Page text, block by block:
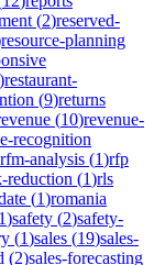
(2)reserved-
resource-planning
)restaurant-
(9)returns
(10)revenue-
recognition
rfm-analysis (1)rfp
reduction (1)rls
(1)romania
1)safety (2)safety-
(1)sales (19)sales-
(2)sales-forecasting